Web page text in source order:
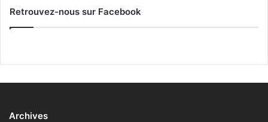
Retrouvez-nous sur Facebook
Archives